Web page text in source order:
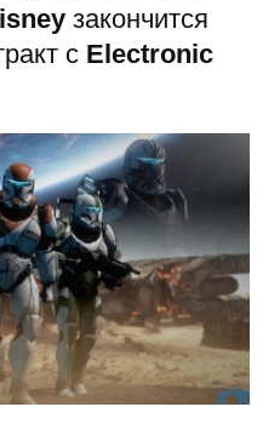
закончится
с Electronic